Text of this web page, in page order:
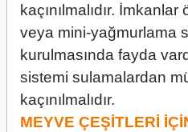
kaçınılmalıdır.
veya mini-yağmurlama
kurulmasında fayda
sistemi sulamalardan
kaçınılmalıdır.
MEYVE ÇEŞİTLERİ